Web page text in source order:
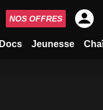
Docs Jeunesse
NOS OFFRES